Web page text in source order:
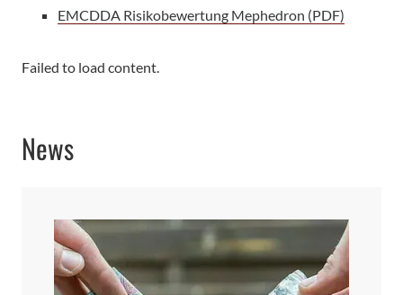
EMCDDA Risikobewertung Mephedron (PDF)
Failed to load content.
News